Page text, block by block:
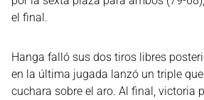
el final.
Hanga falló sus dos tiros libres
en la última jugada lanzó un triple
cuchara sobre el aro. Al final, victoria